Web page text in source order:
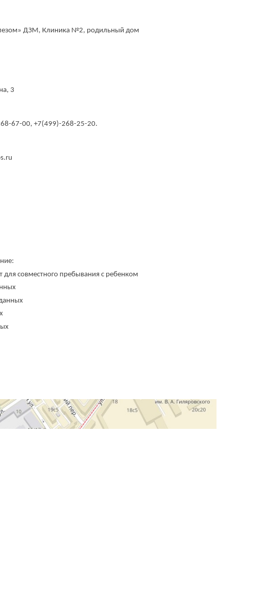
ДЗМ, Клиника №2, родильный дом
3
67-00, +7(499)-268-25-20.
для совместного пребывания с ребенком